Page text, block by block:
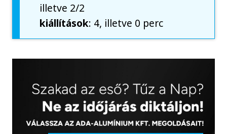
illetve 2/2
kiállítások: 4, illetve 0 perc